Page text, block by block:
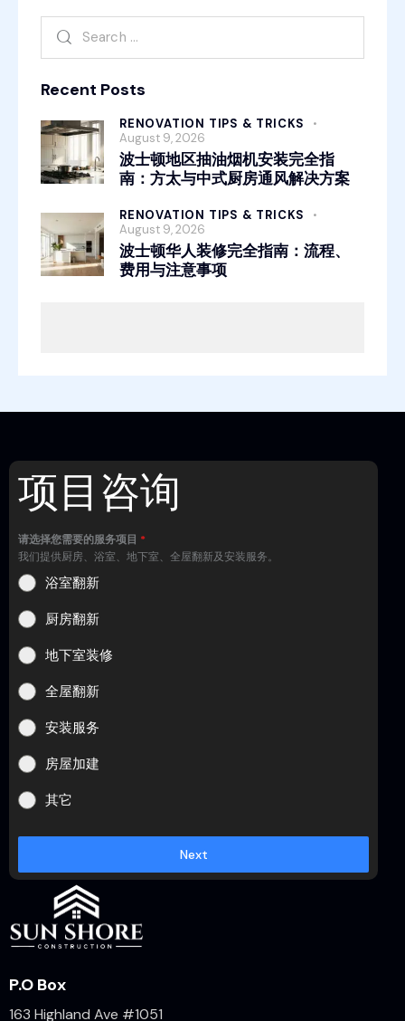
Recent Posts
RENOVATION TIPS & TRICKS
August 9, 2026
波士顿地区抽油烟机安装完全指
南：方太与中式厨房通风解决方案
RENOVATION TIPS & TRICKS
August 9, 2026
波士顿华人装修完全指南：流程、
费用与注意事项
项目咨询
请选择您需要的服务项目 *
我们提供厨房、浴室、地下室、全屋翻新及安装服务。
浴室翻新
厨房翻新
地下室装修
全屋翻新
安装服务
房屋加建
其它
Next
P.O Box
163 Highland Ave #1051